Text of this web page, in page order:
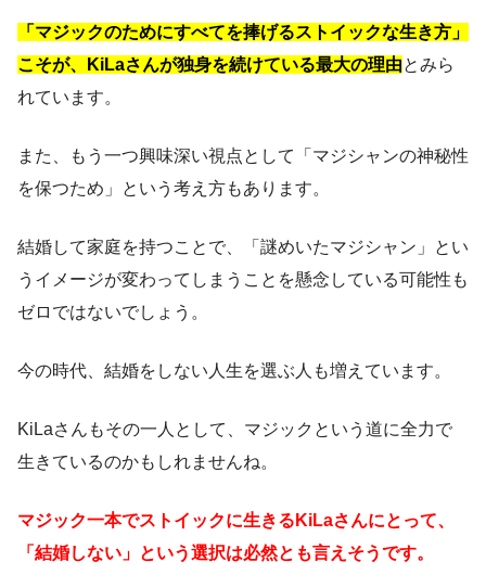
「マジックのためにすべてを捧げるストイックな生き方」
こそが、KiLaさんが独身を続けている最大の理由とみら
れています。
また、もう一つ興味深い視点として「マジシャンの神秘性
を保つため」という考え方もあります。
結婚して家庭を持つことで、「謎めいたマジシャン」とい
うイメージが変わってしまうことを懸念している可能性も
ゼロではないでしょう。
今の時代、結婚をしない人生を選ぶ人も増えています。
KiLaさんもその一人として、マジックという道に全力で
生きているのかもしれませんね。
マジック一本でストイックに生きるKiLaさんにとって、
「結婚しない」という選択は必然とも言えそうです。